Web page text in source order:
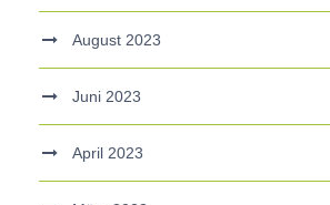
August 2023
Juni 2023
April 2023